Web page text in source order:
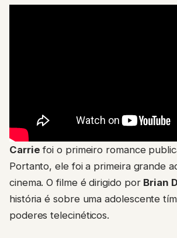
Carrie foi o primeiro romance
Portanto, ele foi a primeira grande
cinema. O filme é dirigido por Brian
história é sobre uma adolescente
poderes telecinéticos.